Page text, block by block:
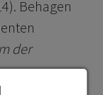
Behagen
der